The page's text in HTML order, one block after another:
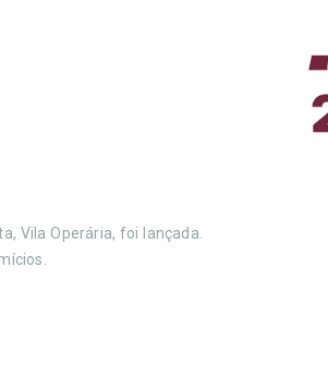
Vila Operária, foi lançada.